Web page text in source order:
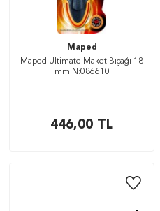
Maped
Maped Ultimate Maket Bıçağı 18
mm N:086610
446,00 TL